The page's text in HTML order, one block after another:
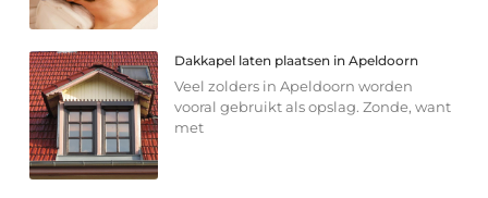
Dakkapel laten plaatsen in Apeldoorn
Veel zolders in Apeldoorn worden
vooral gebruikt als opslag. Zonde, want
met